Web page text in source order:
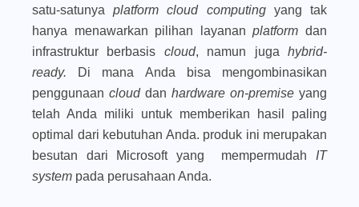
satu-satunyaplatform cloud computingyang tak
hanya menawarkan pilihan layananplatform dan
infrastruktur berbasis cloud, namun jugahybrid-
ready.
Di mana Anda bisa mengombinasikan
penggunaan clouddan hardware on-premise yang
telah Anda miliki untuk memberikan hasil paling
optimal dari kebutuhan Anda. produk ini merupakan
besutan dari Microsoft yang mempermudah IT
system pada perusahaan Anda.